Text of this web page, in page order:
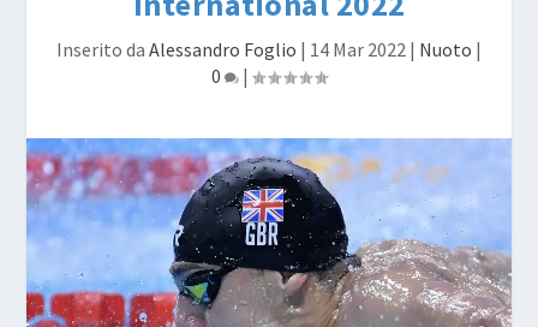
Inserito da Alessandro Foglio | 14 Mar 2022 | Nuoto |
0
|